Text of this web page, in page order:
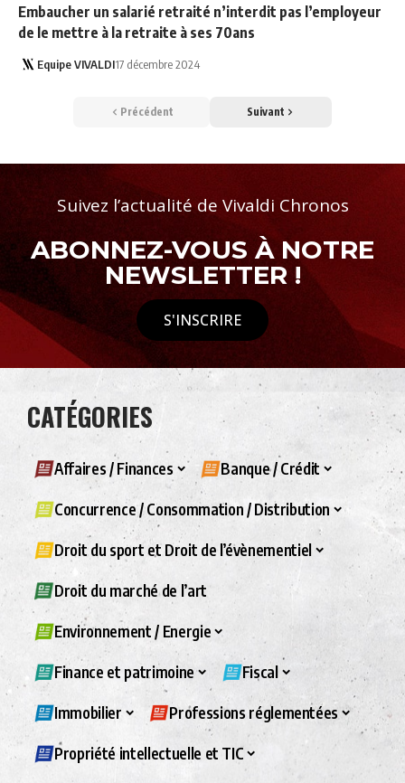
Embaucher un salarié retraité n’interdit pas l’employeur
de le mettre à la retraite à ses 70ans
Equipe VIVALDI17 décembre 2024
Précédent Suivant
Suivez l’actualité de Vivaldi Chronos
ABONNEZ-VOUS À NOTRE
NEWSLETTER !
S'INSCRIRE
CATÉGORIES
Affaires / Finances Banque / Crédit
Concurrence / Consommation / Distribution
Droit du sport et Droit de l’évènementiel
Droit du marché de l’art
Environnement / Energie
Finance et patrimoine Fiscal
Immobilier Professions réglementées
Propriété intellectuelle et TIC